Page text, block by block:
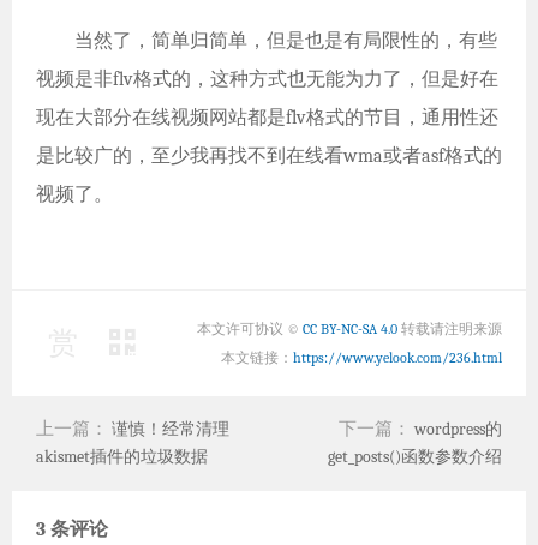
当然了，简单归简单，但是也是有局限性的，有些
视频是非flv格式的，这种方式也无能为力了，但是好在
现在大部分在线视频网站都是flv格式的节目，通用性还
是比较广的，至少我再找不到在线看wma或者asf格式的
视频了。
本文许可协议 © CC BY-NC-SA 4.0 转载请注明来源
本文链接： https://www.yelook.com/236.html
上一篇： 谨慎！经常清理
akismet插件的垃圾数据
下一篇： wordpress的
get_posts()函数参数介绍
3 条评论